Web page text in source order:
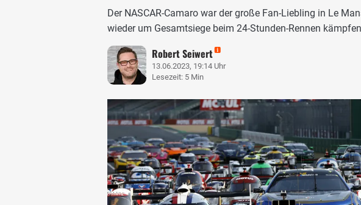
Der NASCAR-Camaro war der große Fan-Liebling in Le
wieder um Gesamtsiege beim 24-Stunden-Rennen
Robert Seiwert
13.06.2023, 19:14 Uhr
Lesezeit: 5 Min